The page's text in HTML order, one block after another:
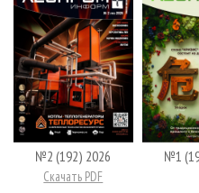
№2 (192) 2026
Скачать PDF
№1